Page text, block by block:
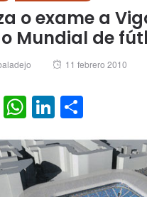
o exame a
Mundial de
Posted
11 febrero 2010
Facebook
WhatsApp
LinkedIn